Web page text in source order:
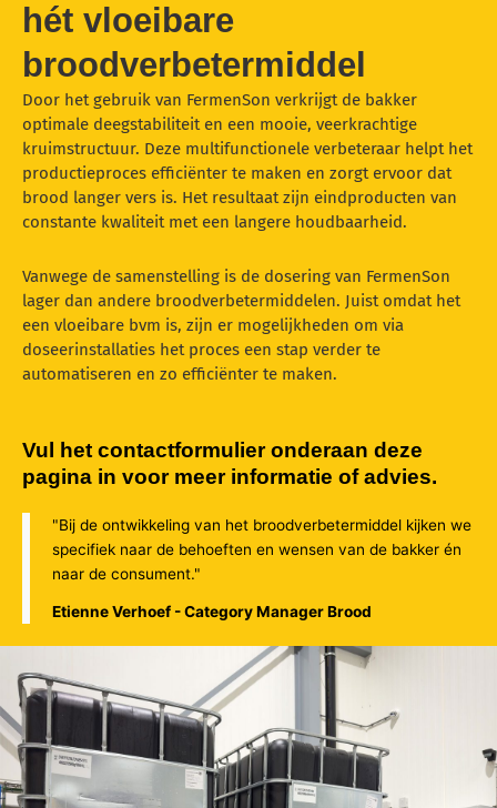
hét vloeibare
broodverbetermiddel
Door het gebruik van FermenSon verkrijgt de bakker
optimale deegstabiliteit en een mooie, veerkrachtige
kruimstructuur. Deze multifunctionele verbeteraar helpt het
productieproces efficiënter te maken en zorgt ervoor dat
brood langer vers is. Het resultaat zijn eindproducten van
constante kwaliteit met een langere houdbaarheid.
Vanwege de samenstelling is de dosering van FermenSon
lager dan andere broodverbetermiddelen. Juist omdat het
een vloeibare bvm is, zijn er mogelijkheden om via
doseerinstallaties het proces een stap verder te
automatiseren en zo efficiënter te maken.
Vul het contactformulier onderaan deze
pagina in voor meer informatie of advies.
"Bij de ontwikkeling van het broodverbetermiddel kijken we
specifiek naar de behoeften en wensen van de bakker én
naar de consument."
Etienne Verhoef - Category Manager Brood